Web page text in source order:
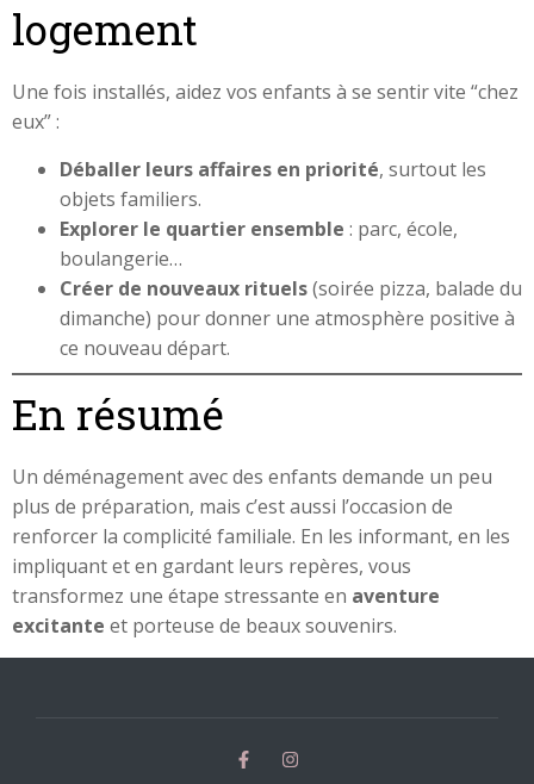
logement
Une fois installés, aidez vos enfants à se sentir vite “chez
eux” :
Déballer leurs affaires en priorité, surtout les
objets familiers.
Explorer le quartier ensemble : parc, école,
boulangerie…
Créer de nouveaux rituels(soirée pizza, balade du
dimanche) pour donner une atmosphère positive à
ce nouveau départ.
En résumé
Un déménagement avec des enfants demande un peu
plus de préparation, mais c’est aussi l’occasion de
renforcer la complicité familiale. En les informant, en les
impliquant et en gardant leurs repères, vous
transformez une étape stressante en aventure
excitante et porteuse de beaux souvenirs.